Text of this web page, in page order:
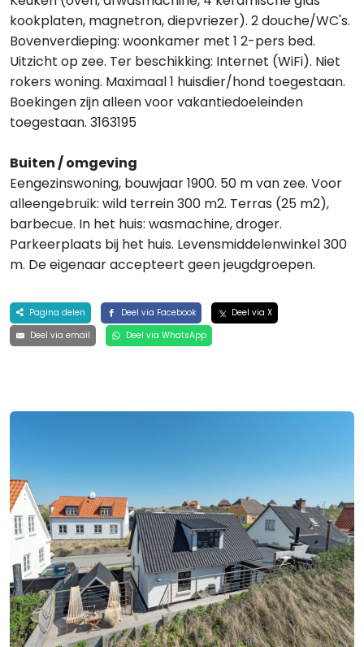
kookplaten, magnetron, diepvriezer). 2 douche/WC's.
Bovenverdieping: woonkamer met 1 2-pers bed.
Uitzicht op zee. Ter beschikking: Internet (WiFi). Niet
rokers woning. Maximaal 1 huisdier/hond toegestaan.
Boekingen zijn alleen voor vakantiedoeleinden
toegestaan. 3163195
Buiten / omgeving
Eengezinswoning, bouwjaar 1900. 50 m van zee. Voor
alleengebruik: wild terrein 300 m2. Terras (25 m2),
barbecue. In het huis: wasmachine, droger.
Parkeerplaats bij het huis. Levensmiddelenwinkel 300
m. De eigenaar accepteert geen jeugdgroepen.
Pagina delen Deel via Facebook
Deel via X
Deel via email
Deel via WhatsApp